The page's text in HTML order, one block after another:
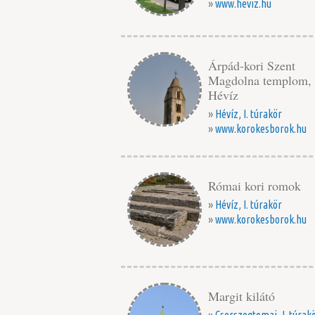
»www.heviz.hu
Árpád-kori Szent
Magdolna templom,
Hévíz
» Hévíz, I. túrakör
»www.korokesborok.hu
Római kori romok
» Hévíz, I. túrakör
»www.korokesborok.hu
Margit kilátó